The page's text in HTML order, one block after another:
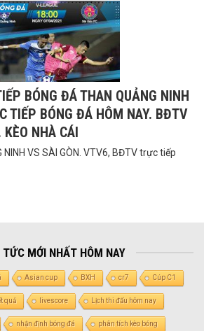
BÓNG ĐÁ THAN QUẢNG NINH
TIẾP BÓNG ĐÁ HÔM NAY. BĐTV
NHÀ CÁI
NINH VS SÀI GÒN. VTV6, BĐTV trực tiếp
TỨC MỚI NHẤT HÔM NAY
Asian cup BXH cr7 Cúp C1
quả livescore Lịch thi đấu hôm nay
nhận định bóng đá phân tích kèo bóng